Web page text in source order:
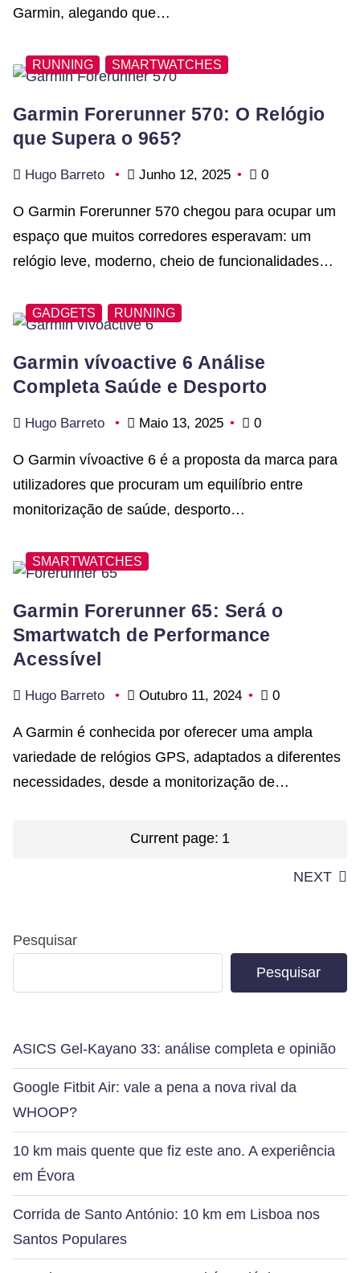
Garmin, alegando que…
RUNNING SMARTWATCHES
Garmin Forerunner 570: O Relógio
que Supera o 965?
Hugo Barreto Junho 12, 2025 0
O Garmin Forerunner 570 chegou para ocupar um
espaço que muitos corredores esperavam: um
relógio leve, moderno, cheio de funcionalidades…
GADGETS RUNNING
Garmin vívoactive 6 Análise
Completa Saúde e Desporto
Hugo Barreto Maio 13, 2025 0
O Garmin vívoactive 6 é a proposta da marca para
utilizadores que procuram um equilíbrio entre
monitorização de saúde, desporto…
SMARTWATCHES
Garmin Forerunner 65: Será o
Smartwatch de Performance
Acessível
Hugo Barreto Outubro 11, 2024 0
A Garmin é conhecida por oferecer uma ampla
variedade de relógios GPS, adaptados a diferentes
necessidades, desde a monitorização de…
Current page: 1
NEXT
Pesquisar
Pesquisar
ASICS Gel-Kayano 33: análise completa e opinião
Google Fitbit Air: vale a pena a nova rival da
WHOOP?
10 km mais quente que fiz este ano. A experiência
em Évora
Corrida de Santo António: 10 km em Lisboa nos
Santos Populares